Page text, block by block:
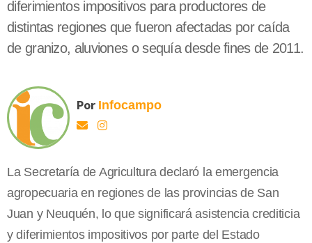
diferimientos impositivos para productores de
distintas regiones que fueron afectadas por caída
de granizo, aluviones o sequía desde fines de 2011.
Por Infocampo
La Secretaría de Agricultura declaró la emergencia
agropecuaria en regiones de las provincias de San
Juan y Neuquén, lo que significará asistencia crediticia
y diferimientos impositivos por parte del Estado